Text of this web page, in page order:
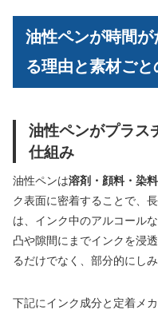
油性ペンが時間
る理由と素材ご
油性ペンがプラス
仕組み
油性ペンは溶剤・顔料・染料
ク表面に密着することで、
は、インク中のアルコール
凸や隙間にまでインクを浸
るだけでなく、部分的にし
下記にインク成分と定着メ